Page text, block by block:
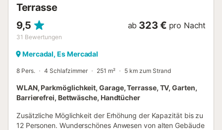
Terrasse
9,5
31 Bewertungen
ab 323 € pro Nacht
Mercadal, Es Mercadal
8 Pers. 4 Schlafzimmer 251 m² 5 km zum Strand
WLAN, Parkmöglichkeit, Garage, Terrasse, TV, Garten,
Barrierefrei, Bettwäsche, Handtücher
Zusätzliche Möglichkeit der Erhöhung der Kapazität bis zu
12 Personen. Wunderschönes Anwesen von alten Gebäude